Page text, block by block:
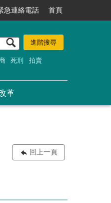
急連絡電話 首頁
死刑 拍賣
革
回上一頁